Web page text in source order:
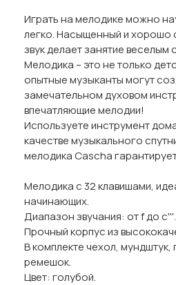
Играть на мелодике можно
легко. Насыщенный и хорошо
звук делает занятие веселым
Мелодика – это не только
опытные музыканты могут
замечательном духовом
впечатляющие мелодии!
Используете инструмент
качестве музыкального
мелодика Cascha
Мелодика с 32 клавишами,
начинающих.
Диапазон звучания: от f до c'''.
Прочный корпус из
В комплекте чехол, мундштук,
ремешок.
Цвет: голубой.